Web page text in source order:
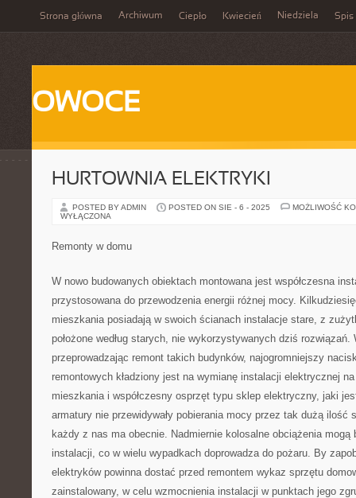
Strona główna Archiwum Ciepło Kwiecień Niedziela Spis
OWOCE
HURTOWNIA ELEKTRYKI
POSTED BY ADMIN POSTED ON SIE - 6 - 2025
MOŻLIWOŚĆ
WYŁĄCZONA
Remonty w domu
W nowo budowanych obiektach montowana jest współczesna
przystosowana do przewodzenia energii różnej mocy.
mieszkania posiadają w swoich ścianach instalacje stare, z
położone według starych, nie wykorzystywanych dziś rozwiązań.
przeprowadzając remont takich budynków, najogromniejszy
remontowych kładziony jest na wymianę instalacji elektrycznej na
mieszkania i współczesny osprzęt typu sklep elektryczny, jaki
armatury nie przewidywały pobierania mocy przez tak dużą ilość
każdy z nas ma obecnie. Nadmiernie kolosalne obciążenia
instalacji, co w wielu wypadkach doprowadza do pożaru. By
elektryków powinna dostać przed remontem wykaz sprzętu
zainstalowany, w celu wzmocnienia instalacji w punktach jego